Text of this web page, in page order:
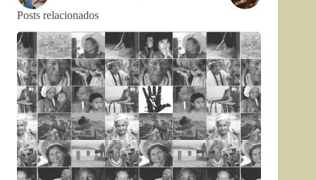
Posts relacionados